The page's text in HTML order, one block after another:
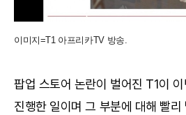
이미지=T1 아프리카TV 방송.
팝업 스토어 논란이 벌어진 T1이
진행한 일이며 그 부분에 대해 빨리